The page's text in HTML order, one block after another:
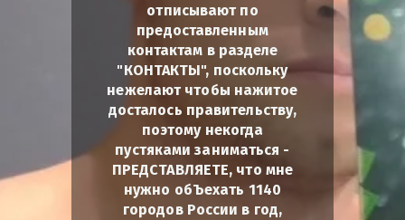
отписывают по
предоставленным
контактам в разделе
"КОНТАКТЫ", поскольку
нежелают чтобы нажитое
досталось правительству,
поэтому некогда
пустяками заниматься -
ПРЕДСТАВЛЯЕТЕ, что мне
нужно обЪехать 1140
городов России в год,